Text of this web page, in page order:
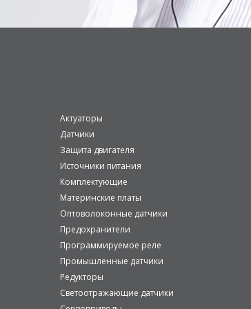
Актуаторы
Датчики
Защита двигателя
Источники питания
Комплектующие
Материнские платы
Оптоволоконные датчики
Предохранители
Программируемое реле
Промышленные датчики
Редукторы
Светоотражающие датчики